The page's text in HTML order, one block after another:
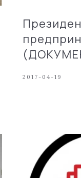
2017-04-19